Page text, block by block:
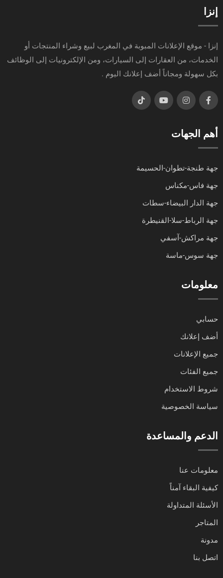
إنزا
إنزا - موقع الإعلانات المبوبة في المغرب لبيع وشراء المنتجات أو
الخدمات، من العقارات إلى السيارات، ومن الإلكترونيات إلى الوظائف
بكل سهولة ومجاناً أضف إعلانك اليوم .
أهم الجهات
جهة طنجة-تطوان-الحسيمة
جهة فاس-مكناس
جهة الدار البيضاء-سطات
جهة الرباط-سلا-القنيطرة
جهة مراكش-آسفي
جهة سوس-ماسة
معلومات
حسابي
أضف إعلانك
جميع الإعلانات
جميع الفئات
شروط الاستخدام
سياسة الخصوصية
الدعم والمساعدة
معلومات عنا
كيفية البقاء آمناً
الأسئلة المتداولة
المتاجر
مدونة
اتصل بنا